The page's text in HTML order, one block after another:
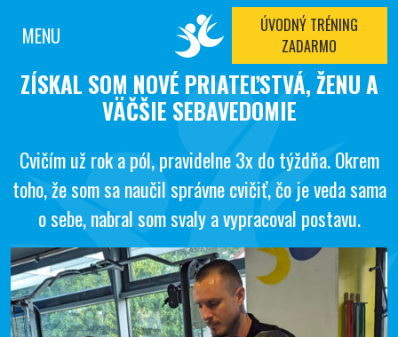
MENU
ÚVODNÝ TRÉNING
ZADARMO
ZÍSKAL SOM NOVÉ PRIATEĽSTVÁ, ŽENU A
VÄČŠIE SEBAVEDOMIE
Cvičím už rok a pól, pravidelne 3x do týždňa. Okrem
toho, že som sa naučil správne cvičiť, čo je veda sama
o sebe, nabral som svaly a vypracoval postavu.